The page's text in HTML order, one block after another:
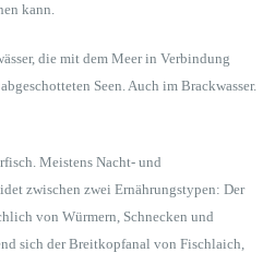
kann.
die mit dem Meer in Verbindung
Seen. Auch im Brackwasser.
Meistens Nacht- und
zwischen zwei Ernährungstypen: Der
von Würmern, Schnecken und
sich der Breitkopfanal von Fischlaich,